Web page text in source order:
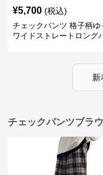
¥5,700 (税込)
チェックパンツ 格子柄ゆ
ワイドストレートロング
新
チェックパンツブラ